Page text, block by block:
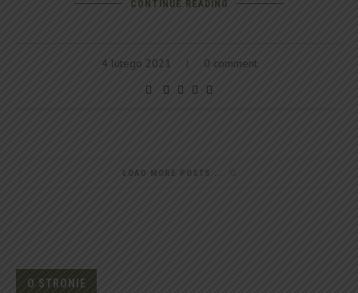
CONTINUE READING
4 lutego 2021 0 comment
LOAD MORE POSTS
O STRONIE